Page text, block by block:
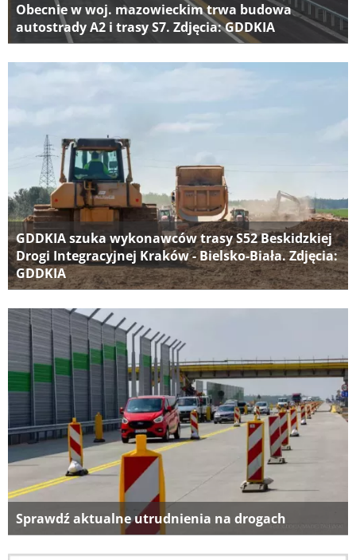
Obecnie w woj. mazowieckim trwa budowa
autostrady A2 i trasy S7. Zdjęcia: GDDKIA
GDDKIA szuka wykonawców trasy S52 Beskidzkiej
Drogi Integracyjnej Kraków - Bielsko-Biała. Zdjęcia:
GDDKIA
Sprawdź aktualne utrudnienia na drogach